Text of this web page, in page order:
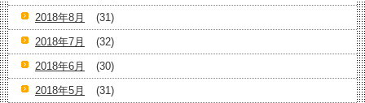
2018年8月
(31)
2018年7月
(32)
2018年6月
(30)
2018年5月
(31)